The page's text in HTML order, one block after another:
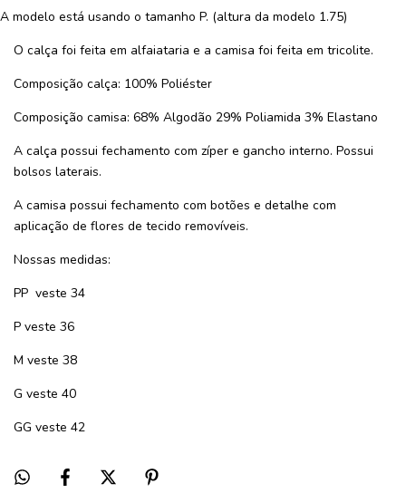
A modelo está usando o tamanho P. (altura da modelo 1.75)
O calça foi feita em alfaiataria e a camisa foi feita em tricolite.
Composição calça: 100% Poliéster
Composição camisa: 68% Algodão 29% Poliamida 3% Elastano
A calça possui fechamento com zíper e gancho interno. Possui
bolsos laterais.
A camisa possui fechamento com botões e detalhe com
aplicação de flores de tecido removíveis.
Nossas medidas:
PP veste 34
P veste 36
M veste 38
G veste 40
GG veste 42